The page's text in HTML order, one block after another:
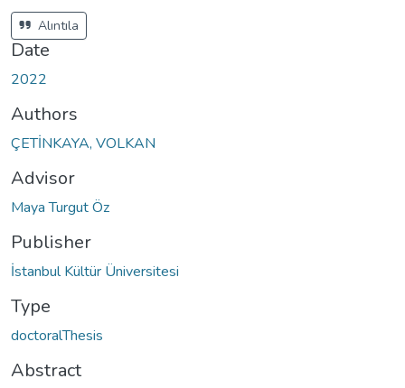
Alıntıla
Date
2022
Authors
ÇETİNKAYA, VOLKAN
Advisor
Maya Turgut Öz
Publisher
İstanbul Kültür Üniversitesi
Type
doctoralThesis
Abstract